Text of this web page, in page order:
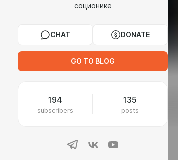
соционике
CHAT DONATE
GO TO BLOG
194
subscribers
135
posts